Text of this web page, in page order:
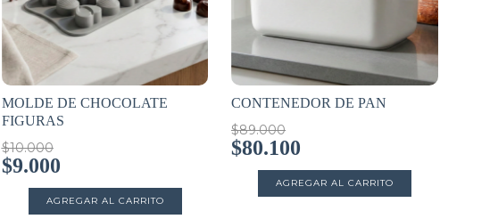
MOLDE DE CHOCOLATE
FIGURAS
$10.000
$9.000
CONTENEDOR DE PAN
$89.000
$80.100